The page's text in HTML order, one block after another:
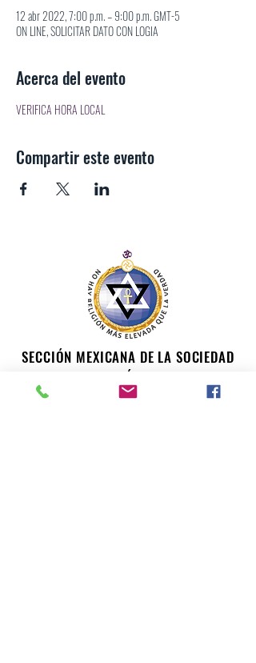
12 abr 2022, 7:00 p.m. – 9:00 p.m. GMT-5
ON LINE, SOLICITAR DATO CON LOGIA
Acerca del evento
VERIFICA HORA LOCAL
Compartir este evento
SECCIÓN MEXICANA DE LA SOCIEDAD
TEOSÓFICA